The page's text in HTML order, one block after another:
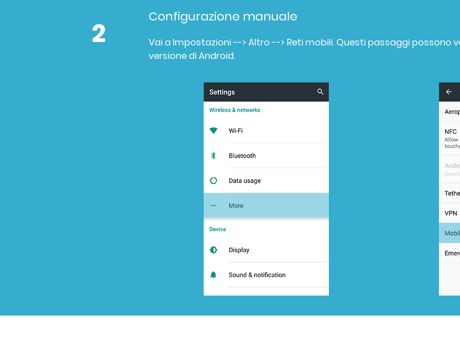
2 Configurazione manuale
Vai a Impostazioni --> Altro --> Reti mobili. Questi passaggi possono
versione di Android.